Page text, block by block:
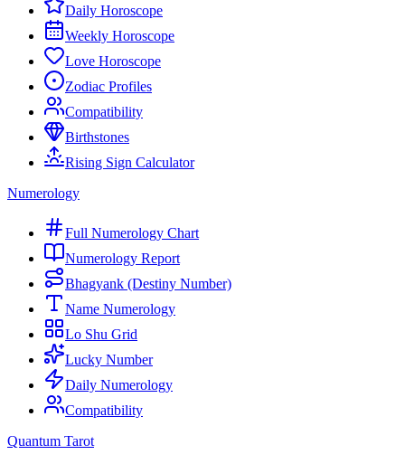
Daily Horoscope
Weekly Horoscope
Love Horoscope
Zodiac Profiles
Compatibility
Birthstones
Rising Sign Calculator
Numerology
Full Numerology Chart
Numerology Report
Bhagyank (Destiny Number)
Name Numerology
Lo Shu Grid
Lucky Number
Daily Numerology
Compatibility
Quantum Tarot